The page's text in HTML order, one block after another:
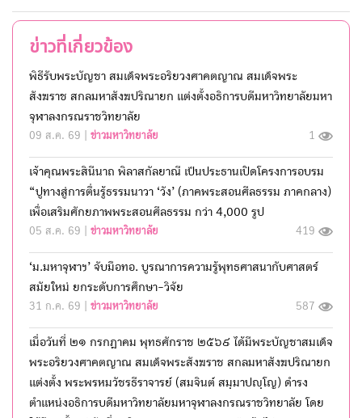
ข่าวที่เกี่ยวข้อง
พิธีรับพระบัญชา สมเด็จพระอริยวงศาคตญาณ สมเด็จพระ
สังฆราช สกลมหาสังฆปริณายก แต่งตั้งอธิการบดีมหาวิทยาลัยมหา
จุฬาลงกรณราชวิทยาลัย
09 ส.ค. 69 | ข่าวมหาวิทยาลัย 1
เจ้าคุณพระสินีนาถ พิลาสกัลยาณี เป็นประธานเปิดโครงการอบรม
“ปูทางสู่การตื่นรู้ธรรมนาวา ‘วัง’ (ภาคพระสอนศีลธรรม ภาคกลาง)
เพื่อเสริมศักยภาพพระสอนศีลธรรม กว่า 4,000 รูป
05 ส.ค. 69 | ข่าวมหาวิทยาลัย 419
‘ม.มหาจุฬาฯ’ จับมือทอ. บูรณาการความรู้พุทธศาสนากับศาสตร์
สมัยใหม่ ยกระดับการศึกษา-วิจัย
31 ก.ค. 69 | ข่าวมหาวิทยาลัย 587
เมื่อวันที่ ๒๑ กรกฎาคม พุทธศักราช ๒๕๖๙ ได้มีพระบัญชาสมเด็จ
พระอริยวงศาคตญาณ สมเด็จพระสังฆราช สกลมหาสังฆปริณายก
แต่งตั้ง พระพรหมวัชรธีราจารย์ (สมจินต์ สมฺมาปญฺโญ) ดำรง
ตำแหน่งอธิการบดีมหาวิทยาลัยมหาจุฬาลงกรณราชวิทยาลัย โดย